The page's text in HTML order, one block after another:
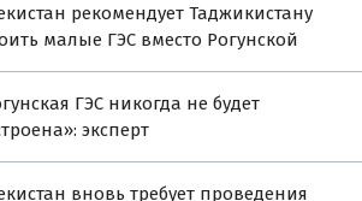
рекомендует Таджикистану
малые ГЭС вместо Рогунской
ГЭС никогда не будет
эксперт
вновь требует проведения